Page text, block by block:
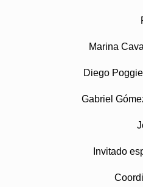
Marina
Diego
Gabriel
Invitado